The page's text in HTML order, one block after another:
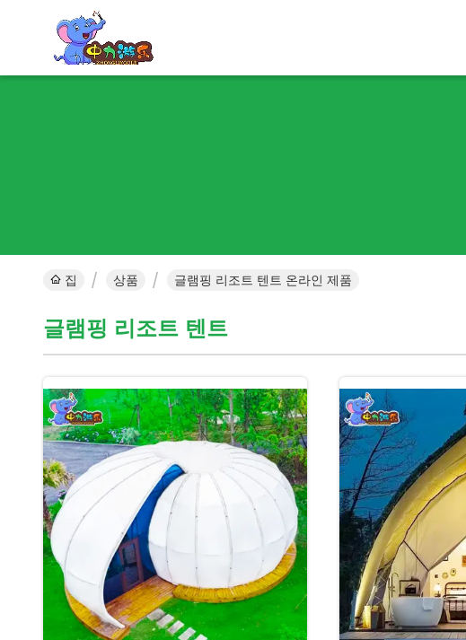
집 상품 글램핑 리조트 텐트 온라인 제품
글램핑 리조트 텐트